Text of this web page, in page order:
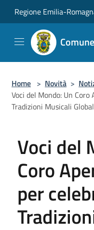
Regione Emilia-
Home > Novità >
Voci del Mondo: Un
Tradizioni Musicali
Voci del
Coro
per